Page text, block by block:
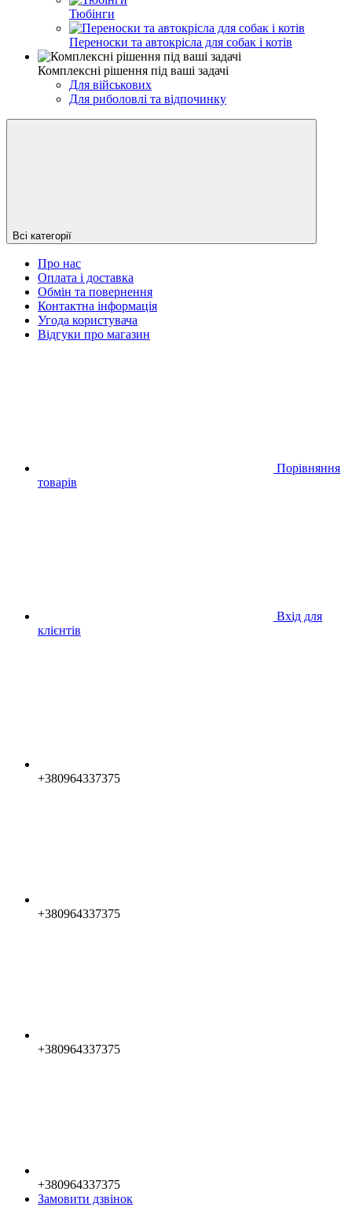
Тюбінги
Переноски та автокрісла для собак і котів
Комплексні рішення під ваші задачі
Для військових
Для риболовлі та відпочинку
Всі категорії
Про нас
Оплата і доставка
Обмін та повернення
Контактна інформація
Угода користувача
Відгуки про магазин
Порівняння
товарів
Вхід для
клієнтів
+380964337375
+380964337375
+380964337375
+380964337375
Замовити дзвінок